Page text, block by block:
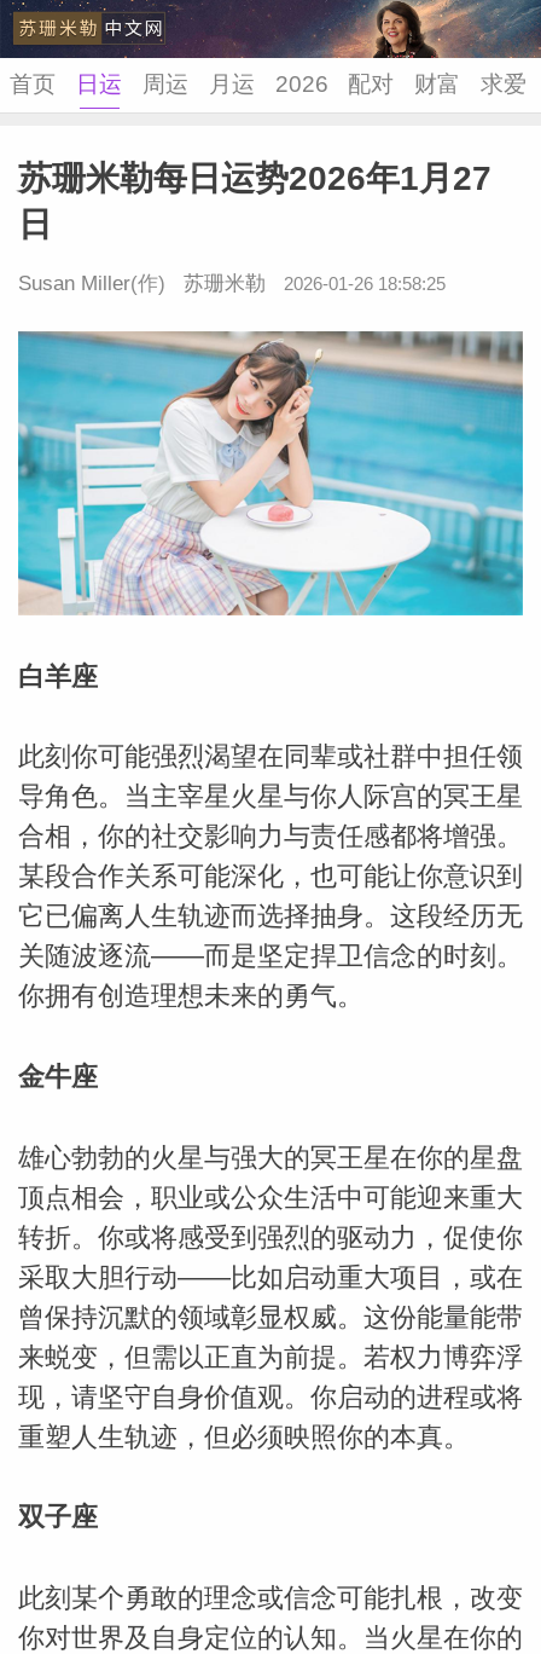
苏珊米
勒中文
米勒
首页 日运 周运 月运 2026 配对 财富 求爱
苏珊米勒每日运势2026年1月27
日
Susan Miller(作) 苏珊米勒 2026-01-26 18:58:25
白羊座
此刻你可能强烈渴望在同辈或社群中担任领
导角色。当主宰星火星与你人际宫的冥王星
合相，你的社交影响力与责任感都将增强。
某段合作关系可能深化，也可能让你意识到
它已偏离人生轨迹而选择抽身。这段经历无
关随波逐流——而是坚定捍卫信念的时刻。
你拥有创造理想未来的勇气。
金牛座
雄心勃勃的火星与强大的冥王星在你的星盘
顶点相会，职业或公众生活中可能迎来重大
转折。你或将感受到强烈的驱动力，促使你
采取大胆行动——比如启动重大项目，或在
曾保持沉默的领域彰显权威。这份能量能带
来蜕变，但需以正直为前提。若权力博弈浮
现，请坚守自身价值观。你启动的进程或将
重塑人生轨迹，但必须映照你的本真。
双子座
此刻某个勇敢的理念或信念可能扎根，改变
你对世界及自身定位的认知。当火星在你的